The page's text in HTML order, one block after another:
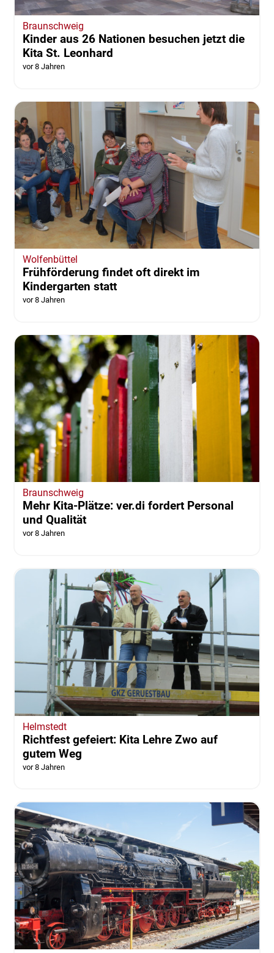
Braunschweig
Kinder aus 26 Nationen besuchen jetzt die
Kita St. Leonhard
vor 8 Jahren
Wolfenbüttel
Frühförderung findet oft direkt im
Kindergarten statt
vor 8 Jahren
Braunschweig
Mehr Kita-Plätze: ver.di fordert Personal
und Qualität
vor 8 Jahren
Helmstedt
Richtfest gefeiert: Kita Lehre Zwo auf
gutem Weg
vor 8 Jahren